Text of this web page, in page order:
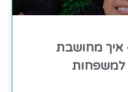
– איך מחושבת